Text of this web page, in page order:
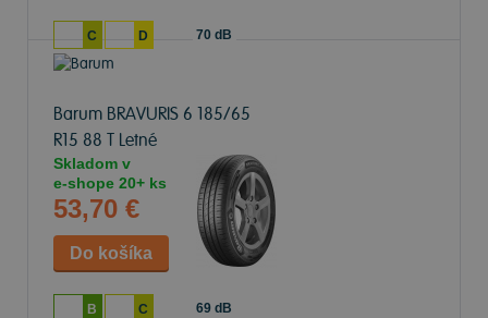
C D 70 dB
Barum BRAVURIS 6 185/65
R15 88 T Letné
Skladom v
e-shope 20+ ks
53,70 €
B C 69 dB